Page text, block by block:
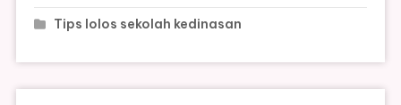
Tips lolos sekolah kedinasan